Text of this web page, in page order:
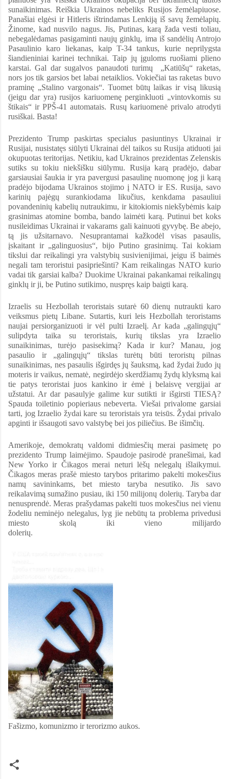
sunaikinimas. Reiškia Ukrainos nebeliks Rusijos žemėlapiuose.
Panašiai elgėsi ir Hitleris ištrindamas Lenkiją iš savų žemėlapių.
Žinome, kad nusvilo nagus. Jis, Putinas, karą žada vesti toliau,
nebegalėdamas pasigaminti naujų ginklų, ima iš sandėlių Antrojo
Pasaulinio karo liekanas, kaip T-34 tankus, kurie neprilygsta
šiandieniniai karinei technikai. Taip jų įguloms ruošiami plieno
karstai. Gal dar sugalvos panaudoti turimų „Katiūšų“ raketas,
nors jos tik garsios bet labai netaiklios. Vokiečiai tas raketas buvo
praminę „Stalino vargonais“. Tuomet būtų laikas ir visą likusią
(jeigu dar yra) rusijos kariuomenę perginkluoti „vintovkomis su
štikais“ ir PPŠ-41 automatais. Rusų kariuomenė privalo atrodyti
rusiškai. Basta!
Prezidento Trump paskirtas specialus pasiuntinys Ukrainai ir
Rusijai, nusistatęs siūlyti Ukrainai dėl taikos su Rusija atiduoti jai
okupuotas teritorijas. Netikiu, kad Ukrainos prezidentas Zelenskis
sutiks su tokiu niekšišku siūlymu. Rusija karą pradėjo, dabar
garsiausiai šaukia ir yra pavergusi pasaulinę nuomonę jog ji karą
pradėjo bijodama Ukrainos stojimo į NATO ir ES. Rusija, savo
karinių pajėgų surankiodama likučius, kenkdama pasauliui
povandeninių kabelių nutraukimu, ir kitokiomis niekšybėmis kaip
grasinimas atomine bomba, bando laimėti karą. Putinui bet koks
nusileidimas Ukrainai ir vakarams gali kainuoti gyvybę. Be abejo,
tą jis užsitarnavo. Nesuprantamai kažkodėl visas pasaulis,
įskaitant ir „galinguosius“, bijo Putino grasinimų. Tai kokiam
tikslui dar reikalingi yra valstybių susivienijimai, jeigu iš baimės
negali tam teroristui pasipriešinti? Kam reikalingas NATO kurio
vadai tik garsiai kalba? Duokime Ukrainai pakankamai reikalingų
ginklų ir ji, be Putino sutikimo, nuspręs kaip baigti karą.
Izraelis su Hezbollah teroristais sutarė 60 dienų nutraukti karo
veiksmus pietų Libane. Sutartis, kuri leis Hezbollah teroristams
naujai persiorganizuoti ir vėl pulti Izraelį. Ar kada „galingųjų“
sulipdyta taika su teroristais, kurių tikslas yra Izraelio
sunaikinimas, turėjo pasisekimą? Kada ir kur? Manau, jog
pasaulio ir „galingųjų“ tikslas turėtų būti teroristų pilnas
sunaikinimas, nes pasaulis išgirdęs jų šauksmą, kad žydai žudo jų
moteris ir vaikus, nematė, negirdėjo skerdžiamų žydų klyksmą kai
tie patys teroristai juos kankino ir ėmė į belaisvę vergijai ar
užstatui. Ar dar pasaulyje galime kur sutikti ir išgirsti TIESĄ?
Spauda toiletinio popieriaus nebeverta. Viešai privalome garsiai
tarti, jog Izraelio žydai kare su teroristais yra teisūs. Žydai privalo
apginti ir išsaugoti savo valstybę bei jos piliečius. Be išimčių.
Amerikoje, demokratų valdomi didmiesčių merai pasimetę po
prezidento Trump laimėjimo. Spaudoje pasirodė pranešimai, kad
New Yorko ir Čikagos merai neturi lėšų nelegalų išlaikymui.
Čikagos meras prašė miesto tarybos pritarimo pakelti mokesčius
namų savininkams, bet miesto taryba nesutiko. Jis savo
reikalavimą sumažino pusiau, iki 150 milijonų dolerių. Taryba dar
nenusprendė. Meras prašydamas pakelti tuos mokesčius nei vienu
žodeliu neminėjo nelegalus, lyg jie nebūtų ta problema privedusi
miesto skolą iki vieno milijardo
dolerių.
Fašizmo, komunizmo ir terorizmo aukos.